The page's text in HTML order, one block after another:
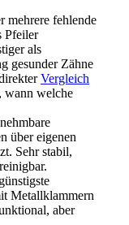
mehrere fehlende
Pfeiler
als
gesunder Zähne
Vergleich
wann welche
über eigenen
Sehr stabil,
Metallklammern
aber